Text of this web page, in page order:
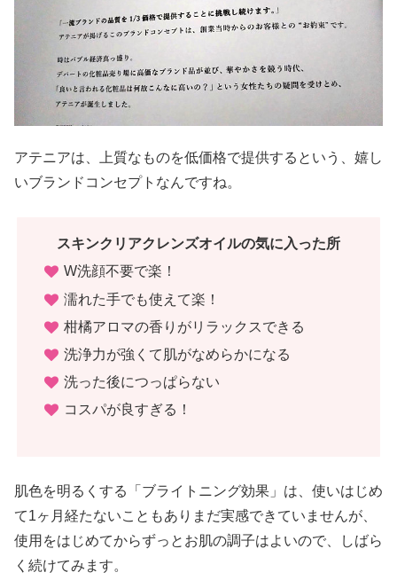
アテニアは、上質なものを低価格で提供するという、嬉し
いブランドコンセプトなんですね。
スキンクリアクレンズオイルの気に入った所
W洗顔不要で楽！
濡れた手でも使えて楽！
柑橘アロマの香りがリラックスできる
洗浄力が強くて肌がなめらかになる
洗った後につっぱらない
コスパが良すぎる！
肌色を明るくする「ブライトニング効果」は、使いはじめ
て1ヶ月経たないこともありまだ実感できていませんが、
使用をはじめてからずっとお肌の調子はよいので、しばら
く続けてみます。